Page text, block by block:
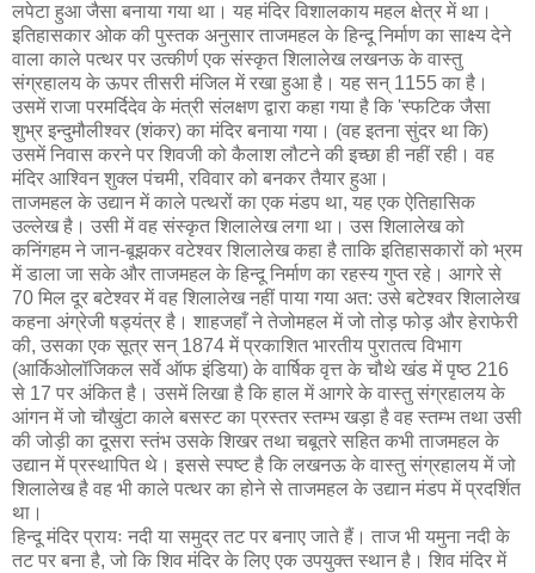
लपेटा हुआ जैसा बनाया गया था। यह मंदिर विशालकाय महल क्षेत्र में था।
इतिहासकार ओक की पुस्तक अनुसार ताजमहल के हिन्दू निर्माण का साक्ष्य देने
वाला काले पत्थर पर उत्कीर्ण एक संस्कृत शिलालेख लखनऊ के वास्तु
संग्रहालय के ऊपर तीसरी मंजिल में रखा हुआ है। यह सन् 1155 का है।
उसमें राजा परमर्दिदेव के मंत्री संलक्षण द्वारा कहा गया है कि 'स्फटिक जैसा
शुभ्र इन्दुमौलीश्‍वर (शंकर) का मंदिर बनाया गया। (वह इतना सुंदर था कि)
उसमें निवास करने पर शिवजी को कैलाश लौटने की इच्छा ही नहीं रही। वह
मंदिर आश्‍विन शुक्ल पंचमी, रविवार को बनकर तैयार हुआ।
ताजमहल के उद्यान में काले पत्थरों का एक मंडप था, यह एक ऐतिहासिक
उल्लेख है। उसी में वह संस्कृत शिलालेख लगा था। उस शिलालेख को
कनिंगहम ने जान-बूझकर वटेश्वर शिलालेख कहा है ताकि इतिहासकारों को भ्रम
में डाला जा सके और ताजमहल के हिन्दू निर्माण का रहस्य गुप्त रहे। आगरे से
70 मिल दूर बटेश्वर में वह शिलालेख नहीं पाया गया अत: उसे बटेश्वर शिलालेख
कहना अंग्रेजी षड्‍यंत्र है। शाहजहाँ ने तेजोमहल में जो तोड़ फोड़ और हेराफेरी
की, उसका एक सूत्र सन् 1874 में प्रकाशित भारतीय पुरातत्व विभाग
(आर्किओलॉजिकल सर्वे ऑफ इंडिया) के वार्षिक वृत्त के चौथे खंड में पृष्ठ 216
से 17 पर अंकित है। उसमें लिखा है कि हाल में आगरे के वास्तु संग्रहालय के
आंगन में जो चौखुंटा काले बसस्ट का प्रस्तर स्तम्भ खड़ा है वह स्तम्भ तथा उसी
की जोड़ी का दूसरा स्तंभ उसके शिखर तथा चबूतरे सहित कभी ताजमहल के
उद्यान में प्रस्थापित थे। इससे स्पष्ट है कि लखनऊ के वास्तु संग्रहालय में जो
शिलालेख है वह भी काले पत्थर का होने से ताजमहल के उद्यान मंडप में प्रदर्शित
था।
हिन्दू मंदिर प्रायः नदी या समुद्र तट पर बनाए जाते हैं। ताज भी यमुना नदी के
तट पर बना है, जो कि शिव मंदिर के लिए एक उपयुक्त स्थान है। शिव मंदिर में